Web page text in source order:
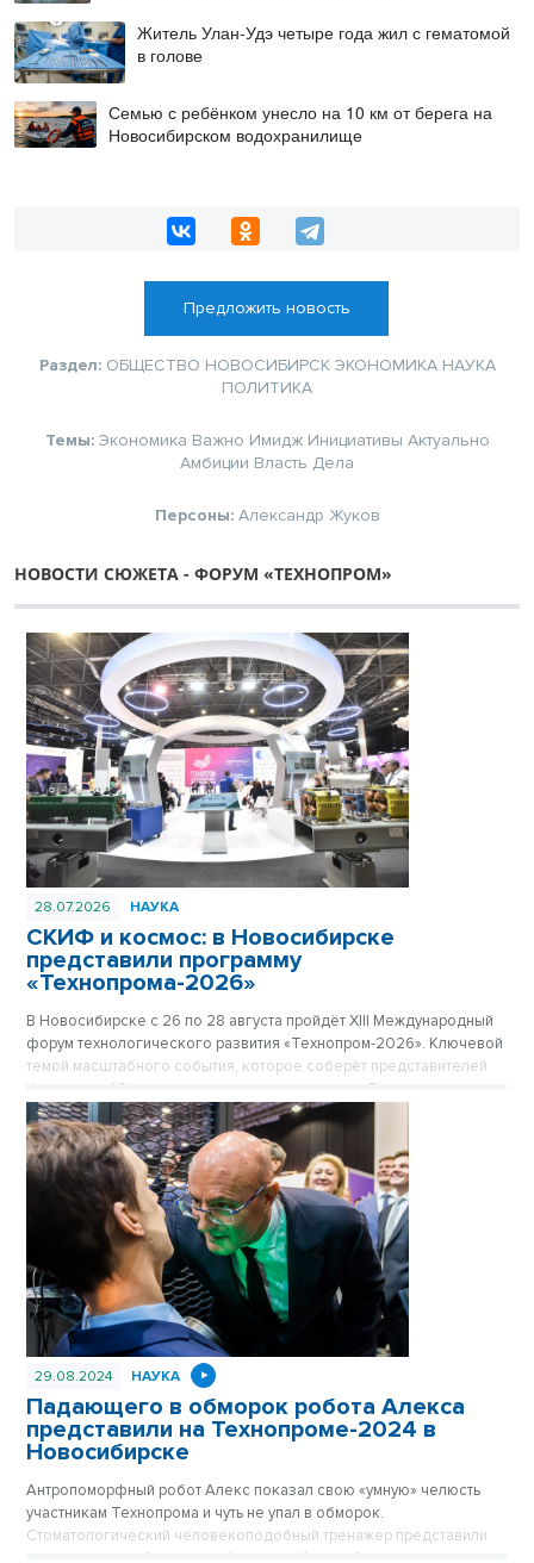
Житель Улан-Удэ четыре года жил с гематомой
в голове
Семью с ребёнком унесло на 10 км от берега на
Новосибирском водохранилище
Предложить новость
Раздел: ОБЩЕСТВО НОВОСИБИРСК ЭКОНОМИКА НАУКА
ПОЛИТИКА
Темы: Экономика Важно Имидж Инициативы Актуально
Амбиции Власть Дела
Персоны: Александр Жуков
НОВОСТИ СЮЖЕТА - ФОРУМ «ТЕХНОПРОМ»
28.07.2026 НАУКА
СКИФ и космос: в Новосибирске
представили программу
«Технопрома-2026»
В Новосибирске с 26 по 28 августа пройдёт ХIII Международный
форум технологического развития «Технопром-2026». Ключевой
темой масштабного события, которое соберёт представителей
более чем 40 стран мира и десятков регионов России, станет
мегасайенс-проект «Сибирский кольцевой источник фотонов»
(СКИФ) и его роль в достижении технологического лидерства
страны.
29.08.2024 НАУКА
Падающего в обморок робота Алекса
представили на Технопроме-2024 в
Новосибирске
Антропоморфный робот Алекс показал свою «умную» челюсть
участникам Технопрома и чуть не упал в обморок.
Стоматологический человекоподобный тренажер представили
пермские разработчики на форуме в Новосибирске.